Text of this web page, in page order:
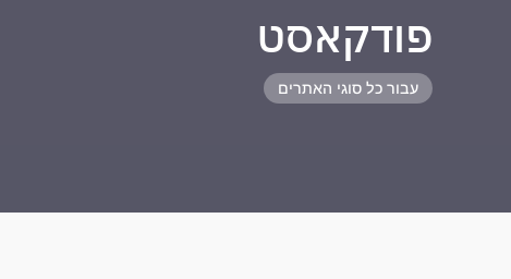
פודקאסט
עבור כל סוגי האתרים